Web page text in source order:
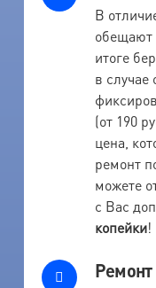
В
обещают
итоге
в случае
(от 190
цена,
ремонт
можете
с Вас
копейки!
Ремонт